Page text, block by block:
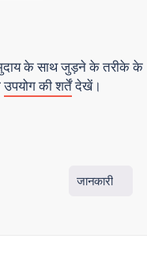
के साथ जुड़ने के तरीके के
उपयोग की शर्तेंदेखें।
जानकारी